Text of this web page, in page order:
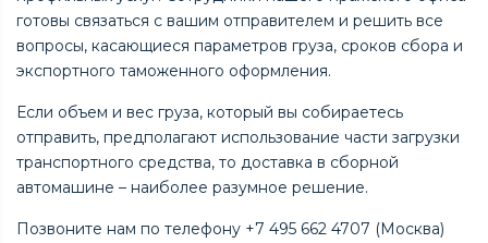
готовы связаться с вашим отправителем и решить все
вопросы, касающиеся параметров груза, сроков сбора и
экспортного таможенного оформления.
Если объем и вес груза, который вы собираетесь
отправить, предполагают использование части загрузки
транспортного средства, то доставка в сборной
автомашине – наиболее разумное решение.
Позвоните нам по телефону +7 495 662 4707 (Москва)